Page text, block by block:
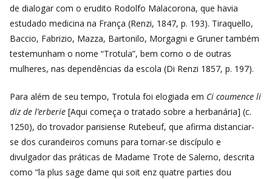
de dialogar com o erudito Rodolfo Malacorona, que havia
estudado medicina na França (Renzi, 1847, p. 193). Tiraquello,
Baccio, Fabrizio, Mazza, Bartonilo, Morgagni e Gruner também
testemunham o nome “Trotula”, bem como o de outras
mulheres, nas dependências da escola (Di Renzi 1857, p. 197).
Para além de seu tempo, Trotula foi elogiada em Ci coumence li
diz de l’erberie [Aqui começa o tratado sobre a herbanária] (c.
1250), do trovador parisiense Rutebeuf, que afirma distanciar-
se dos curandeiros comuns para tornar-se discípulo e
divulgador das práticas de Madame Trote de Salerno, descrita
como “la plus sage dame qui soit enz quatre parties dou